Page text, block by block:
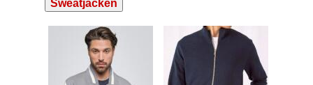
Sweatjacken